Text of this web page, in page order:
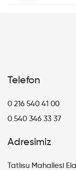
Telefon
0 216 540 41 00
0 540 346 33 37
Adresimiz
Tatlısu Mahallesi